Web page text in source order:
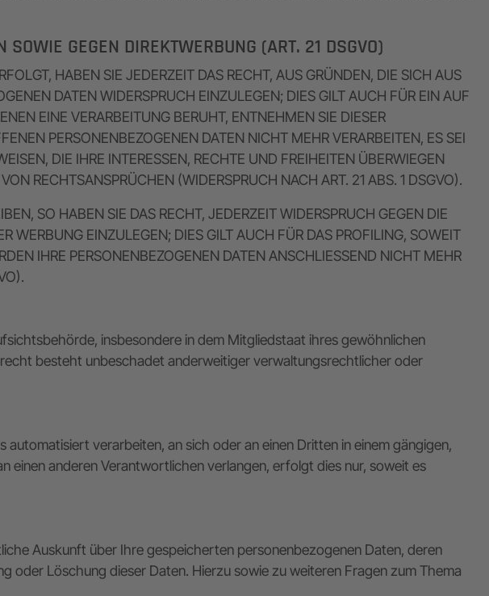
GEGEN DIREKTWERBUNG (ART. 21 DSGVO)
HABEN SIE JEDERZEIT DAS RECHT, AUS GRÜNDEN, DIE SICH AUS
DATEN WIDERSPRUCH EINZULEGEN; DIES GILT AUCH FÜR EIN AUF
EINE VERARBEITUNG BERUHT, ENTNEHMEN SIE DIESER
PERSONENBEZOGENEN DATEN NICHT MEHR VERARBEITEN, ES SEI
DIE IHRE INTERESSEN, RECHTE UND FREIHEITEN ÜBERWIEGEN
RECHTSANSPRÜCHEN (WIDERSPRUCH NACH ART. 21 ABS. 1 DSGVO).
SO HABEN SIE DAS RECHT, JEDERZEIT WIDERSPRUCH GEGEN DIE
WERBUNG EINZULEGEN; DIES GILT AUCH FÜR DAS PROFILING, SOWEIT
IHRE PERSONENBEZOGENEN DATEN ANSCHLIESSEND NICHT MEHR
insbesondere in dem Mitgliedstaat ihres gewöhnlichen
besteht unbeschadet anderweitiger verwaltungsrechtlicher oder
verarbeiten, an sich oder an einen Dritten in einem gängigen,
einen anderen Verantwortlichen verlangen, erfolgt dies nur, soweit es
Auskunft über Ihre gespeicherten personenbezogenen Daten, deren
Löschung dieser Daten. Hierzu sowie zu weiteren Fragen zum Thema